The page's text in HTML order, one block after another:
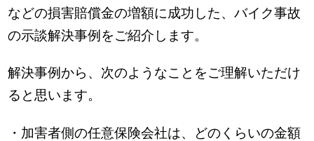
などの損害賠償金の増額に成功した、バイク事故
の示談解決事例をご紹介します。
解決事例から、次のようなことをご理解いただけ
ると思います。
・加害者側の任意保険会社は、どのくらいの金額